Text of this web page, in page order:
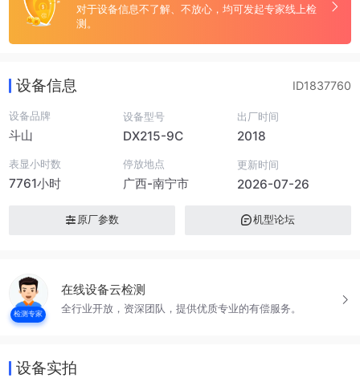
对于设备信息不了解、不放心，均可发起专家线上检
测。
设备信息 ID1837760
设备品牌
斗山
设备型号
DX215-9C
出厂时间
2018
表显小时数
7761小时
停放地点
广西-南宁市
更新时间
2026-07-26
原厂参数 机型论坛
检测专家
在线设备云检测
全行业开放，资深团队，提供优质专业的有偿服务。
设备实拍